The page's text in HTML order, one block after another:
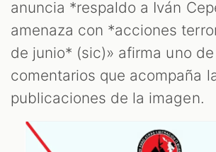
anuncia *respaldo a Iván
amenaza con *acciones
de junio* (sic)» afirma uno
comentarios que acompaña
publicaciones de la imagen.